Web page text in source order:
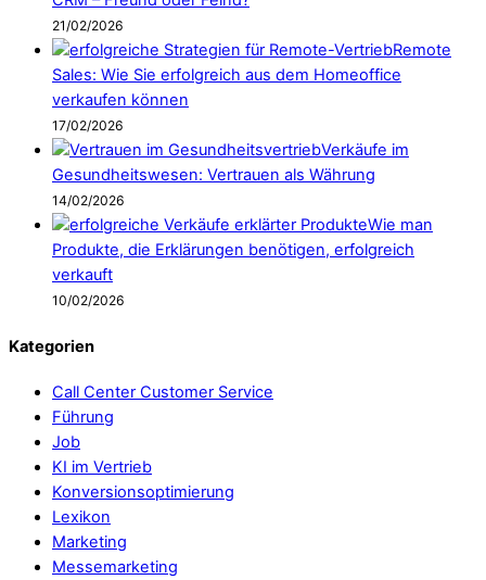
21/02/2026
Remote
Sales: Wie Sie erfolgreich aus dem Homeoffice
verkaufen können
17/02/2026
Verkäufe im
Gesundheitswesen: Vertrauen als Währung
14/02/2026
Wie man
Produkte, die Erklärungen benötigen, erfolgreich
verkauft
10/02/2026
Kategorien
Call Center Customer Service
Führung
Job
KI im Vertrieb
Konversionsoptimierung
Lexikon
Marketing
Messemarketing